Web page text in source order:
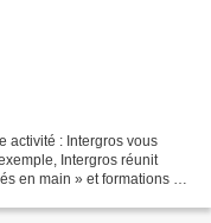
activité : Intergros vous
Intergros réunit
en main » et formations «